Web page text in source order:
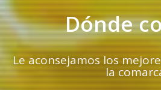
Dónde
Le aconsejamos los
la